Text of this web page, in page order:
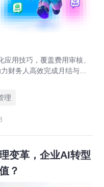
用技巧，覆盖费用审核、
财务人高效完成月结与业
理
变革，企业AI转型
？